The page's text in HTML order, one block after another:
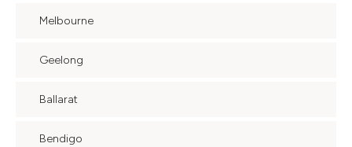
Melbourne
Geelong
Ballarat
Bendigo